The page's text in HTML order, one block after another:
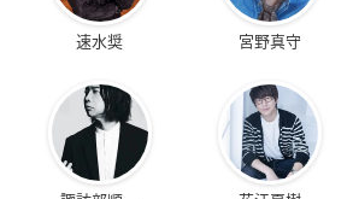
速水奨 宮野真守